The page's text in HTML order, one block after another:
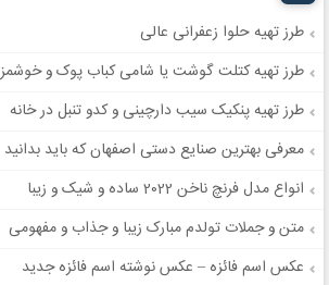
طرز تهیه حلوا زعفرانی عالی
طرز تهیه کتلت گوشت یا شامی کباب پوک و
طرز تهیه پنکیک سیب دارچینی و کدو تنبل در خانه
معرفی بهترین صنایع دستی اصفهان که باید بدانید
انواع مدل فرنچ ناخن 2022 ساده و شیک و زیبا
متن و جملات تولدم مبارک زیبا و جذاب و مفهومی
عکس اسم فائزه – عکس نوشته اسم فائزه جدید